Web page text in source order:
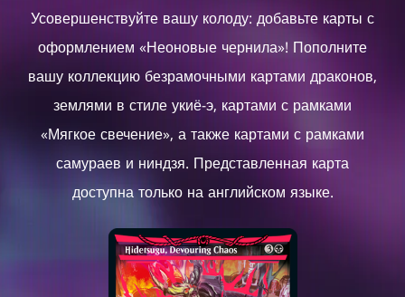
Усовершенствуйте вашу колоду: добавьте карты с
оформлением «Неоновые чернила»! Пополните
вашу коллекцию безрамочными картами драконов,
землями в стиле укиё-э, картами с рамками
«Мягкое свечение», а также картами с рамками
самураев и ниндзя. Представленная карта
доступна только на английском языке.